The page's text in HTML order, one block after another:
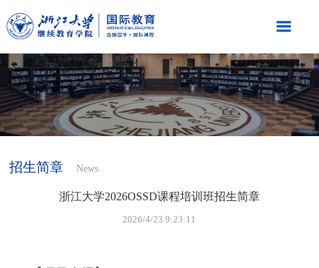
招生简章 News
浙江大学2026OSSD课程培训班招生简章
2026/4/23 9:23:11